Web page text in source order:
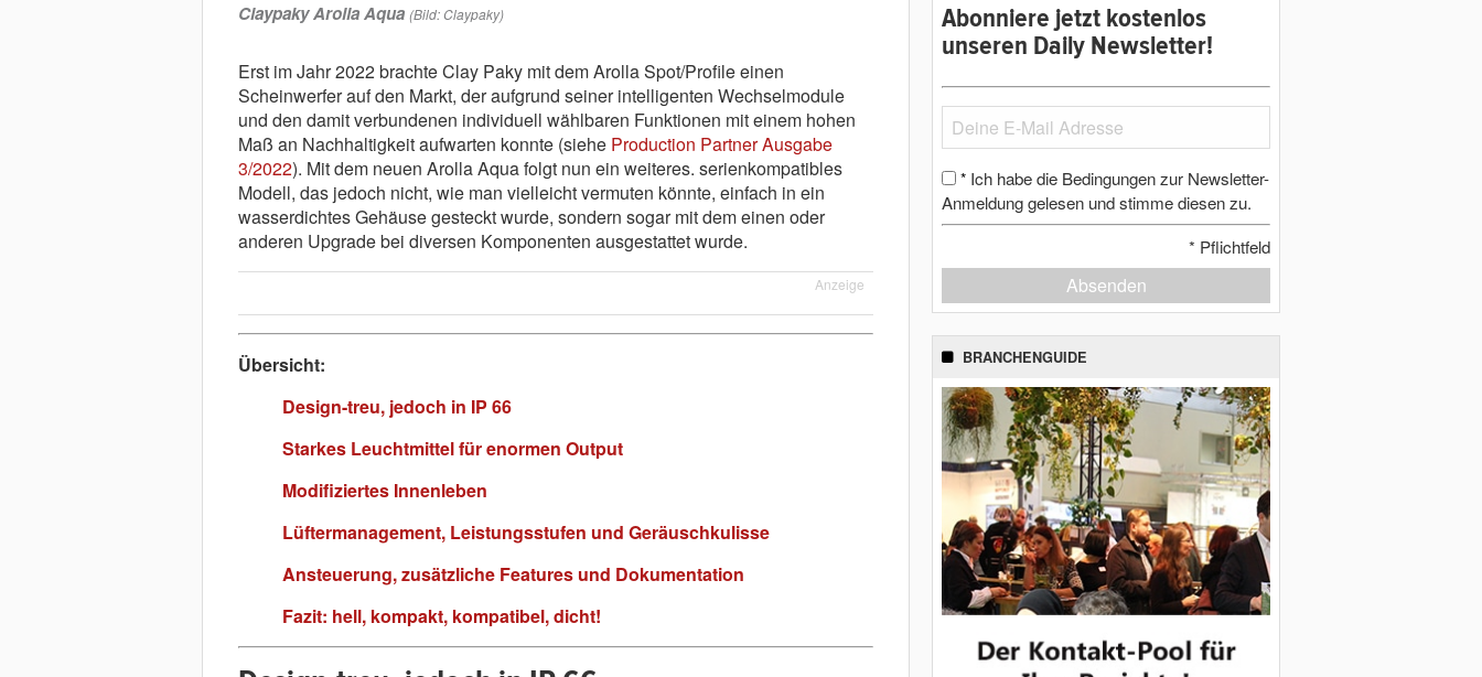
Claypaky Arolla Aqua (Bild: Claypaky)
Erst im Jahr 2022 brachte Clay Paky mit dem Arolla Spot/Profile einen
Scheinwerfer auf den Markt, der aufgrund seiner intelligenten Wechselmodule
und den damit verbundenen individuell wählbaren Funktionen mit einem hohen
Maß an Nachhaltigkeit aufwarten konnte (siehe Production Partner Ausgabe
3/2022). Mit dem neuen Arolla Aqua folgt nun ein weiteres. serienkompatibles
Modell, das jedoch nicht, wie man vielleicht vermuten könnte, einfach in ein
wasserdichtes Gehäuse gesteckt wurde, sondern sogar mit dem einen oder
anderen Upgrade bei diversen Komponenten ausgestattet wurde.
Anzeige
Übersicht:
Design-treu, jedoch in IP 66
Starkes Leuchtmittel für enormen Output
Modifiziertes Innenleben
Lüftermanagement, Leistungsstufen und Geräuschkulisse
Ansteuerung, zusätzliche Features und Dokumentation
Fazit: hell, kompakt, kompatibel, dicht!
Abonniere jetzt kostenlos
unseren Daily Newsletter!
* Ich habe die Bedingungen zur Newsletter-
Anmeldung gelesen und stimme diesen zu.
* Pflichtfeld
Absenden
BRANCHENGUIDE